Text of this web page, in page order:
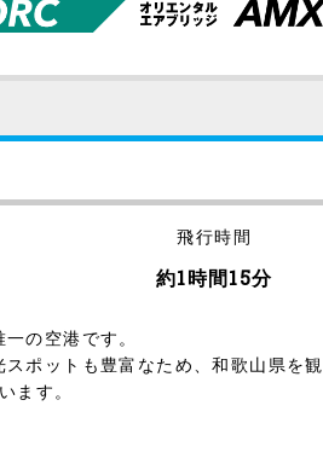
飛行時間
約1時間15分
の空港です。
ポットも豊富なため、和歌山県を
ます。